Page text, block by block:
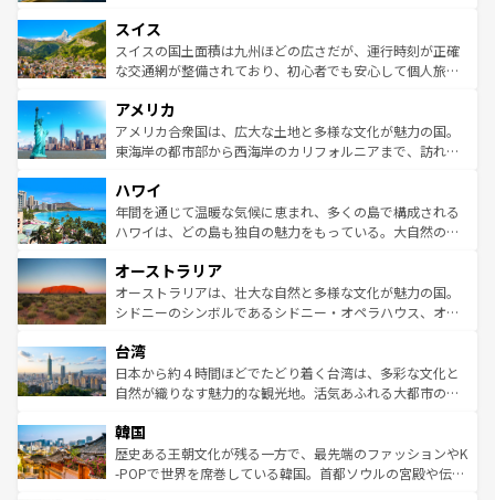
れる地方に足を運ぶとそれぞれで全く異なる文化を体験で
きるだろう。 なお、新着のフランス情報はコンテンツ一覧
を参照してほしい。
は、お酒好きな人にはぜひ体験してほしい。 なお、新着の
ドイツ情報はコンテンツ一覧を参照してほしい。
リアごとに異なる魅力がある。また、優雅なアフタヌーン
ティー、ビール好きにはたまらない英国パブ、サッカー観
戦など、本場だからこそできる体験も豊富。イギリスを旅
ンツ一覧を参照してほしい。
スイス
スイスの国土面積は九州ほどの広さだが、運行時刻が正確
な交通網が整備されており、初心者でも安心して個人旅行
の建物がそのまま残る町や、スイスならではのユニークな
博物館もあり、アルプス観光だけでなく町歩きも満喫する
ことができる。国民の所得が高いため物価も高いが、旅行
ば市内交通費無料で観光を楽しむこともできる。 なお、新
着のスイス情報はコンテンツ一覧 を参照してほしい。
アメリカ
アメリカ合衆国は、広大な土地と多様な文化が魅力の国。
東海岸の都市部から西海岸のカリフォルニアまで、訪れる
のような巨大都市は、観光、ショッピング、エンターテイ
ンメントが詰まった刺激的なスポットだ。一方、アメリカ
西部には大自然が広がり、グランドキャニオンやイエロー
部のニューオーリンズでは、音楽と美食が融合した独特の
文化が魅力。旅行者はアメリカの各地域で異なる魅力を楽
しみながら、その多様性と豊かな歴史を感じることができ
ならではの贅沢な旅のスタイルだ。 なお、新着のアメリカ
情報はコンテンツ一覧を参照してほしい。
ハワイ
年間を通じて温暖な気候に恵まれ、多くの島で構成される
ハワイは、どの島も独自の魅力をもっている。大自然の神
ワイ島は見逃せない。また、定番の観光地といえばオアフ
島だが、静かな自然を求めるならマウイ島やカウアイ島が
おすすめ。エメラルドグリーンに輝く海をはじめ、豊かな
れるおもてなしの心で訪れる人々を迎えてくれるハワイの
人々、おいしいローカルフードやハワイアンミュージッ
ク、伝統的なフラダンスなど、すべてがハワイの魅力を彩
ワイを、存分に味わってほしい。 なお、新着のハワイ情報
はコンテンツ一覧を参照してほしい。
オーストラリア
オーストラリアは、壮大な自然と多様な文化が魅力の国。
シドニーのシンボルであるシドニー・オペラハウス、オー
リアリーフや大陸中央部にそびえるウルル（エアーズロッ
ク）、タスマニアの美しい原生林やケアンズの熱帯雨林な
ど、見どころがたくさん。また、カフェやワイン、オージ
いる。アクティビティも充実しており、サーフィンやダイ
ビング、ハイキングなど、アウトドア好きにはたまらな
い。オーストラリアの多彩な魅力を存分に味わいつくそ
台湾
日本から約４時間ほどでたどり着く台湾は、多彩な文化と
自然が織りなす魅力的な観光地。活気あふれる大都市の台
ン）、静ひつな山岳地帯である台湾東部など、都市の喧騒
と山間の静けさが共存しており、訪れる人に新しい発見と
驚きをもたらしてくれる。また、奥深い台湾の食文化も魅
韓国
歴史ある王朝文化が残る一方で、最先端のファッションやK
-POPで世界を席巻している韓国。首都ソウルの宮殿や伝統